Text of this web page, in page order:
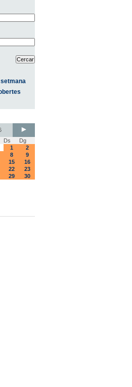
Ds
Dg
1
2
8
9
15
16
22
23
29
30